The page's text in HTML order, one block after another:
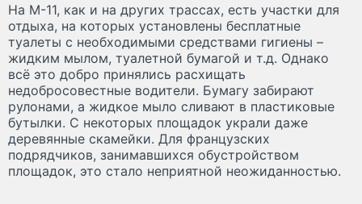
На М-11, как и на других трассах, есть участки для
отдыха, на которых установлены бесплатные
туалеты с необходимыми средствами гигиены –
жидким мылом, туалетной бумагой и т.д. Однако
всё это добро принялись расхищать
недобросовестные водители. Бумагу забирают
рулонами, а жидкое мыло сливают в пластиковые
бутылки. С некоторых площадок украли даже
деревянные скамейки. Для французских
подрядчиков, занимавшихся обустройством
площадок, это стало неприятной неожиданностью.